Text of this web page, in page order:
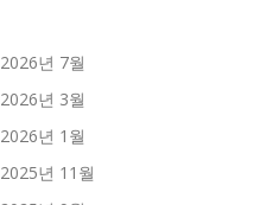
2026년 7월
2026년 3월
2026년 1월
2025년 11월